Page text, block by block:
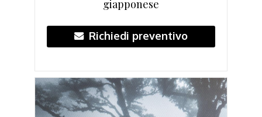
giapponese
Richiedi preventivo